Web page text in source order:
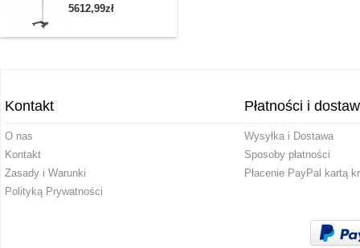
5612,99zł
Kontakt
O nas
Kontakt
Zasady i Warunki
Polityką Prywatności
Płatności i
Wysyłka i Dostawa
Sposoby płatności
Płacenie PayPal kartą